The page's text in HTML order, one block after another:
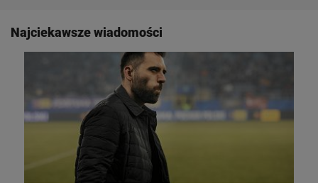
Najciekawsze wiadomości